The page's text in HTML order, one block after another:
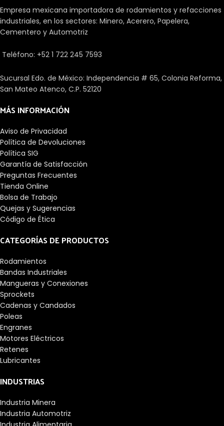
Empresa mexicana importadora de rodamientos y refacciones
industriales, en los sectores: Minero, Acerero, Papelera,
Cementero y Automotriz
Teléfono: +52 1 722 245 7593
Sucursal Edo. de México: Independencia # 65, Colonia Reforma,
San Mateo Atenco, C.P. 52120
MÁS INFORMACIÓN
Aviso de Privacidad
Política de Devoluciones
Política SIG
Garantía de Satisfacción
Preguntas Frecuentes
Tienda Online
Bolsa de Trabajo
Quejas y Sugerencias
Código de Ética
CATEGORÍAS DE PRODUCTOS
Rodamientos
Bandas Industriales
Mangueras y Conexiones
Sprockets
Cadenas y Candados
Poleas
Engranes
Motores Eléctricos
Retenes
Lubricantes
INDUSTRIAS
Industria Minera
Industria Automotriz